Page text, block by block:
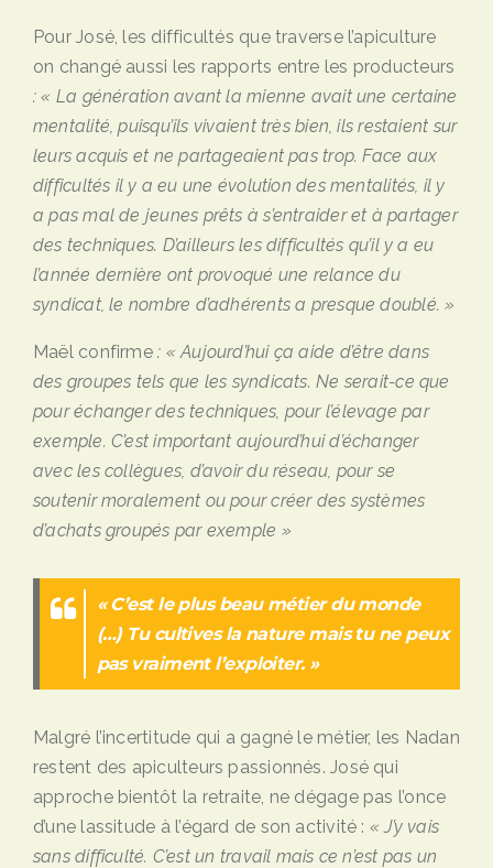
Pour José, les difficultés que traverse l’apiculture
on changé aussi les rapports entre les producteurs
: « La génération avant la mienne avait une certaine
mentalité, puisqu’ils vivaient très bien, ils restaient sur
leurs acquis et ne partageaient pas trop. Face aux
difficultés il y a eu une évolution des mentalités, il y
a pas mal de jeunes prêts à s’entraider et à partager
des techniques. D’ailleurs les difficultés qu’il y a eu
l’année dernière ont provoqué une relance du
syndicat, le nombre d’adhérents a presque doublé. »
Maël confirme: « Aujourd’hui ça aide d’être dans
des groupes tels que les syndicats. Ne serait-ce que
pour échanger des techniques, pour l’élevage par
exemple. C’est important aujourd’hui d’échanger
avec les collègues, d’avoir du réseau, pour se
soutenir moralement ou pour créer des systèmes
d’achats groupés par exemple »
« C’est le plus beau métier du monde
(…) Tu cultives la nature mais tu ne peux
pas vraiment l’exploiter. »
Malgré l’incertitude qui a gagné le métier, les Nadan
restent des apiculteurs passionnés. José qui
approche bientôt la retraite, ne dégage pas l’once
d’une lassitude à l’égard de son activité : « J’y vais
sans difficulté. C’est un travail mais ce n’est pas un